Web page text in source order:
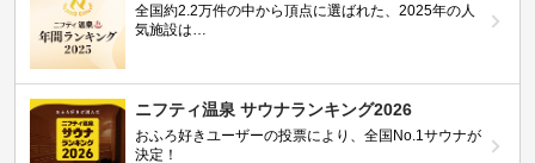
全国約2.2万件の中から頂点に選ばれた、2025年の人
気施設は…
ニフティ温泉 サウナランキング2026
おふろ好きユーザーの投票により、全国No.1サウナが
決定！